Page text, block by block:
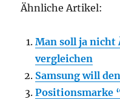
Ähnliche Artikel:
Man soll ja
vergleichen
Samsung will
Positionsmarke